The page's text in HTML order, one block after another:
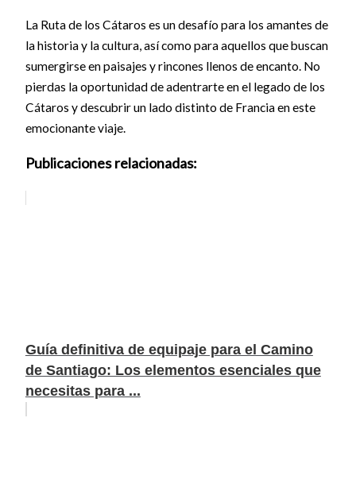
La Ruta de los Cátaros es un desafío para los amantes de
la historia y la cultura, así como para aquellos que buscan
sumergirse en paisajes y rincones llenos de encanto. No
pierdas la oportunidad de adentrarte en el legado de los
Cátaros y descubrir un lado distinto de Francia en este
emocionante viaje.
Publicaciones relacionadas:
Guía definitiva de equipaje para el Camino
de Santiago: Los elementos esenciales que
necesitas para ...